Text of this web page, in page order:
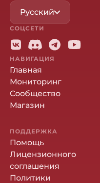
Русский
СОЦСЕТИ
НАВИГАЦИЯ
Главная
Мониторинг
Сообщество
Магазин
ПОДДЕРЖКА
Помощь
Лицензионного
соглашения
Политики